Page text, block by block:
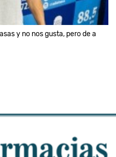
y no nos gusta, pero de a